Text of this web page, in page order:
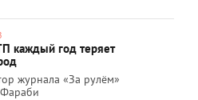
каждый год теряет
журнала «За рулём»